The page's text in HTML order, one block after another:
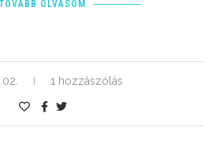
TOVÁBB OLVASOM
1 hozzászólás